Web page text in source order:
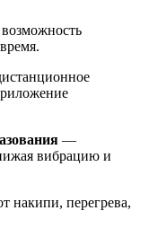
—
вибрацию и
накипи, перегрева,